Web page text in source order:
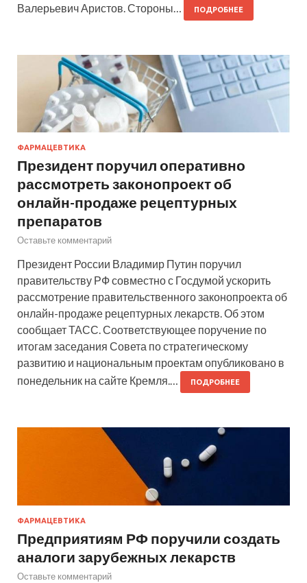
Валерьевич Аристов. Стороны…
ПОДРОБНЕЕ
ФАРМАЦЕВТИКА
Президент поручил оперативно
рассмотреть законопроект об
онлайн-продаже рецептурных
препаратов
Оставьте комментарий
Президент России Владимир Путин поручил
правительству РФ совместно с Госдумой ускорить
рассмотрение правительственного законопроекта об
онлайн-продаже рецептурных лекарств. Об этом
сообщает ТАСС. Соответствующее поручение по
итогам заседания Совета по стратегическому
развитию и национальным проектам опубликовано в
понедельник на сайте Кремля.…
ПОДРОБНЕЕ
ФАРМАЦЕВТИКА
Предприятиям РФ поручили создать
аналоги зарубежных лекарств
Оставьте комментарий